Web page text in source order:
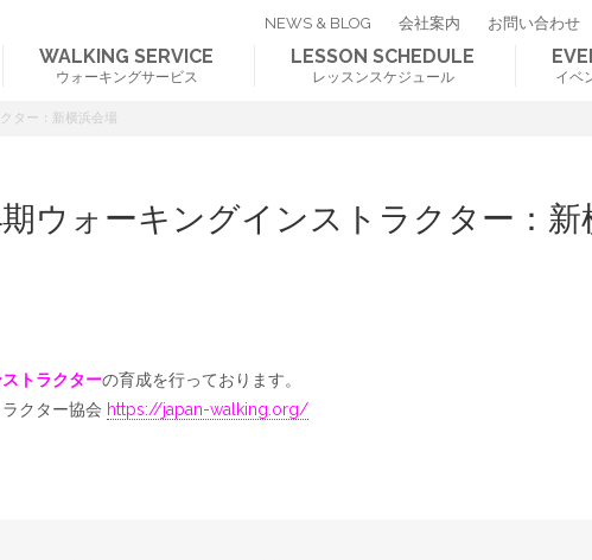
NEWS & BLOG 会社案内 お問い合わせ
WALKING SERVICE
ウォーキングサービス
LESSON SCHEDULE
レッスンスケジュール イベ
ター：新横浜会場
期ウォーキングインストラクター：新
トラクターの育成を行っております。
クター協会 https://japan-walking.org/